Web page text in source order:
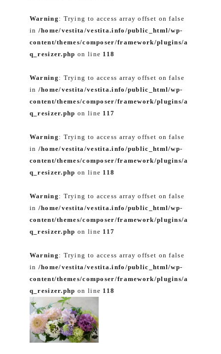
Warning : Trying to access array offset on false
in /home/vestita/vestita.info/public_html/wp-
content/themes/composer/framework/plugins/a
q_resizer.php on line 118
Warning : Trying to access array offset on false
in /home/vestita/vestita.info/public_html/wp-
content/themes/composer/framework/plugins/a
q_resizer.php on line 117
Warning : Trying to access array offset on false
in /home/vestita/vestita.info/public_html/wp-
content/themes/composer/framework/plugins/a
q_resizer.php on line 118
Warning : Trying to access array offset on false
in /home/vestita/vestita.info/public_html/wp-
content/themes/composer/framework/plugins/a
q_resizer.php on line 117
Warning : Trying to access array offset on false
in /home/vestita/vestita.info/public_html/wp-
content/themes/composer/framework/plugins/a
q_resizer.php on line 118